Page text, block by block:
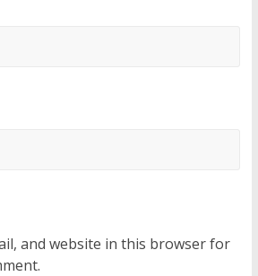
and website in this browser for